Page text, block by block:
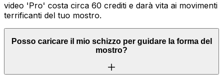
video 'Pro' costa circa 60 crediti e darà vita ai movimenti
terrificanti del tuo mostro.
Posso caricare il mio schizzo per guidare la forma del
mostro?